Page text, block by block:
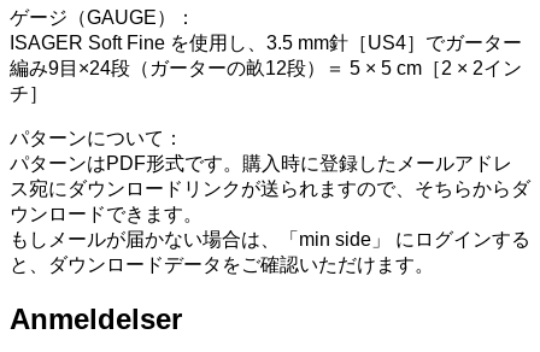
ゲージ（GAUGE）：
ISAGER Soft Fine を使用し、3.5 mm針［US4］でガーター
編み9目×24段（ ガーターの畝12段）＝ 5 × 5 cm［2 × 2イン
チ］
パターンについて：
パターンはPDF形式です。 購入時に登録したメールアドレ
ス宛にダウンロードリンクが送られますので、そちらからダ
ウンロードできます。
もしメールが届かない場合は、「min side」 にログインする
と、ダウンロードデータをご確認いただけます。
Anmeldelser